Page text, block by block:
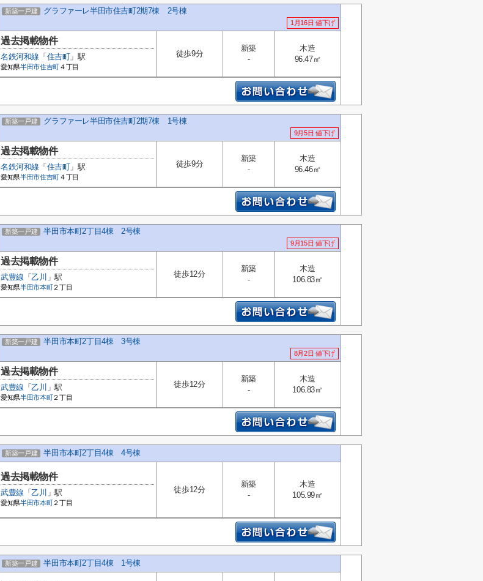
新築一戸建 グラファーレ半田市住吉町2期7棟 2号棟
1月16日 値下げ
過去掲載物件
名鉄河和線 「 住吉町」駅
愛知県半田市住吉町 ４丁目
徒歩9分
新築
-
木造
96.47㎡
新築一戸建 グラファーレ半田市住吉町2期7棟 1号棟
9月5日 値下げ
過去掲載物件
名鉄河和線 「 住吉町」駅
愛知県半田市住吉町 ４丁目
徒歩9分
新築
-
木造
96.46㎡
新築一戸建 半田市本町2丁目4棟 2号棟
9月15日 値下げ
過去掲載物件
武豊線 「乙川 」駅
愛知県半田市本町 ２丁目
徒歩12分
新築
-
木造
106.83㎡
新築一戸建 半田市本町2丁目4棟 3号棟
8月2日 値下げ
過去掲載物件
武豊線 「乙川 」駅
愛知県半田市本町 ２丁目
徒歩12分
新築
-
木造
106.83㎡
新築一戸建 半田市本町2丁目4棟 4号棟
過去掲載物件
武豊線 「乙川 」駅
愛知県半田市本町 ２丁目
徒歩12分
新築
-
木造
105.99㎡
新築一戸建 半田市本町2丁目4棟 1号棟